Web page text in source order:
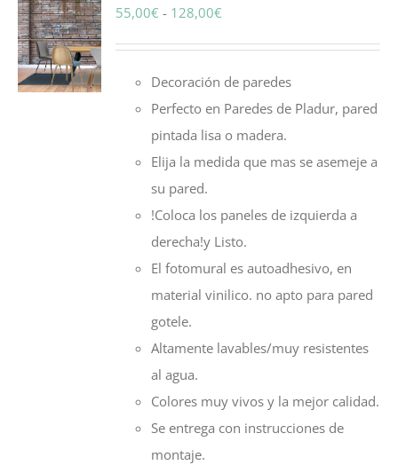
SELECCIONAR
OPCIONES
ESTE
PRODUCTO
TIENE
MÚLTIPLES
55,00€ - 128,00€
desde
55,00€
hasta
128,00€
Decoración de paredes
Perfecto en Paredes de Pladur, pared
pintada lisa o madera.
Elija la medida que mas se asemeje a
su pared.
!Coloca los paneles de izquierda a
derecha!y Listo.
El fotomural es autoadhesivo, en
material vinilico. no apto para pared
gotele.
Altamente lavables/muy resistentes
al agua.
Colores muy vivos y la mejor calidad.
Se entrega con instrucciones de
montaje.